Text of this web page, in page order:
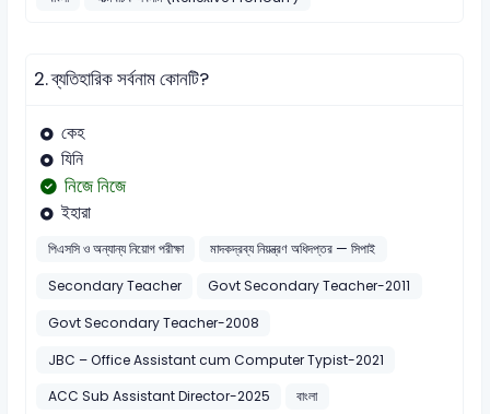
2.ব্যতিহারিক সর্বনাম কোনটি?
কেহ
যিনি
নিজে নিজে
ইহারা
পিএসসি ও অন্যান্য নিয়োগ পরীক্ষা
মাদকদ্রব্য নিয়ন্ত্রণ অধিদপ্তর — সিপাই
Secondary Teacher
Govt Secondary Teacher-2011
Govt Secondary Teacher-2008
JBC – Office Assistant cum Computer Typist-2021
ACC Sub Assistant Director-2025
বাংলা